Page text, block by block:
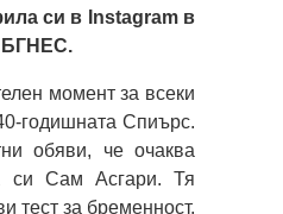
си в Instagram в
БГНЕС.
момент за всеки
годишната Спиърс.
обяви, че очаква
си Сам Асгари. Тя
тест за бременност,